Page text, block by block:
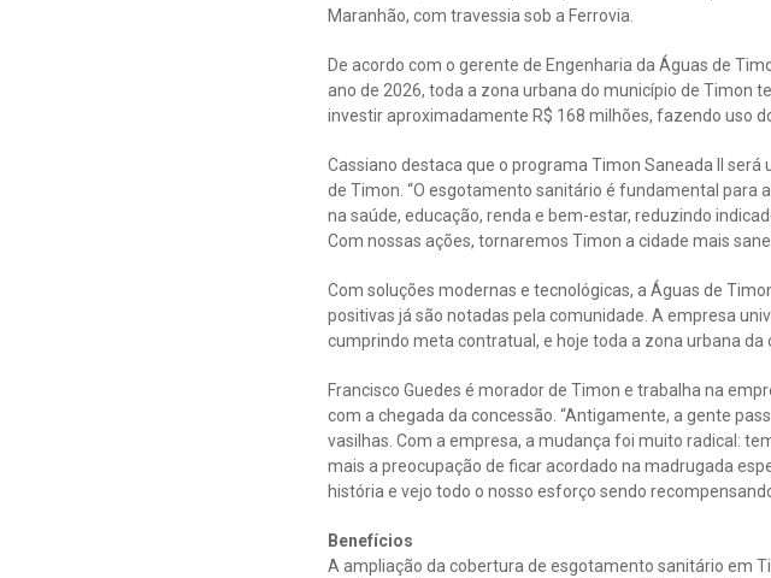
Maranhão, com travessia sob a Ferrovia.
De acordo com o gerente de Engenharia da Águas de
ano de 2026, toda a zona urbana do município de Timon
investir aproximadamente R$ 168 milhões, fazendo uso
Cassiano destaca que o programa Timon Saneada II
de Timon. “O esgotamento sanitário é fundamental para
na saúde, educação, renda e bem-estar, reduzindo
Com nossas ações, tornaremos Timon a cidade mais
Com soluções modernas e tecnológicas, a Águas de
positivas já são notadas pela comunidade. A empresa
cumprindo meta contratual, e hoje toda a zona urbana da
Francisco Guedes é morador de Timon e trabalha na
com a chegada da concessão. “Antigamente, a gente
vasilhas. Com a empresa, a mudança foi muito radical:
mais a preocupação de ficar acordado na madrugada
história e vejo todo o nosso esforço sendo
Benefícios
A ampliação da cobertura de esgotamento sanitário em